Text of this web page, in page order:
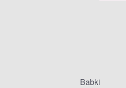
Babki